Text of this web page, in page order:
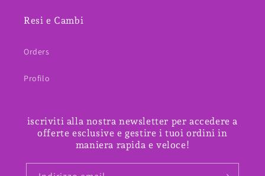
Resi e Cambi
Orders
Profilo
iscriviti alla nostra newsletter per accedere a
offerte esclusive e gestire i tuoi ordini in
maniera rapida e veloce!